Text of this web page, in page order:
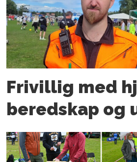
Frivillig med
beredskap og